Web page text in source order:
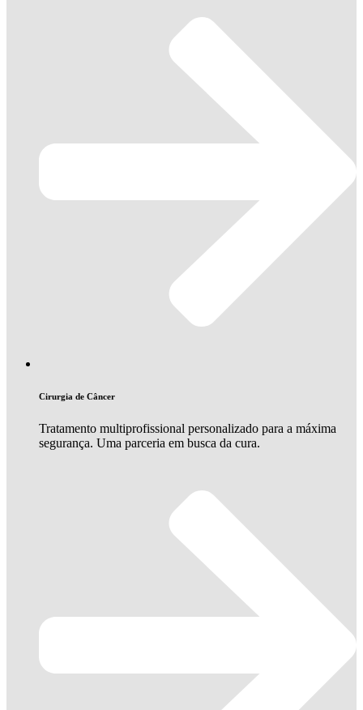
Cirurgia de Câncer
Tratamento multiprofissional personalizado para a máxima
segurança. Uma parceria em busca da cura.